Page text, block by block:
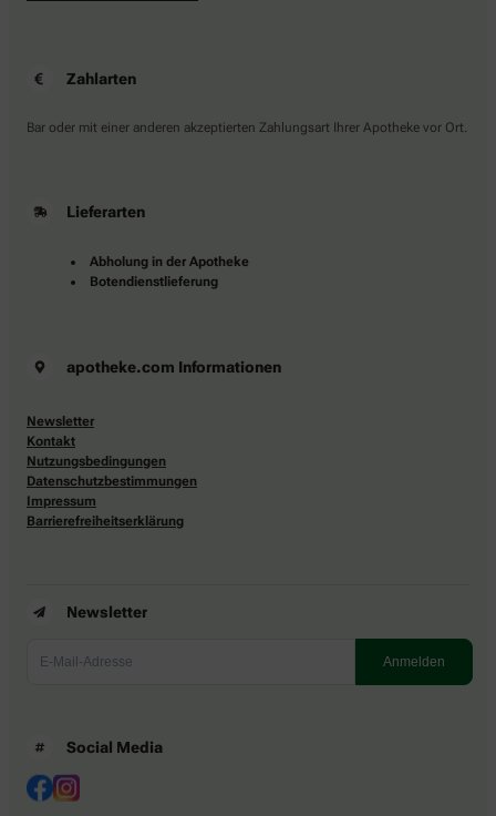
Zahlarten
Bar oder mit einer anderen akzeptierten Zahlungsart Ihrer Apotheke vor Ort.
Lieferarten
Abholung in der Apotheke
Botendienstlieferung
apotheke.com Informationen
Newsletter
Kontakt
Nutzungsbedingungen
Datenschutzbestimmungen
Impressum
Barrierefreiheitserklärung
Newsletter
Social Media